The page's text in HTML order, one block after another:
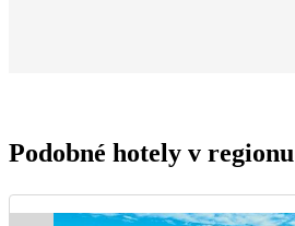
Podobné hotely v regionu